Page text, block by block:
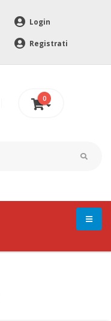
Login
Registrati
0